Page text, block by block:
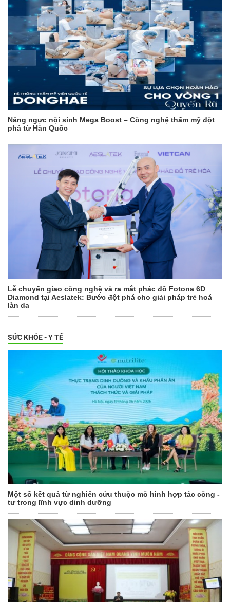
Nâng ngực nội sinh Mega Boost – Công nghệ thẩm mỹ đột
phá từ Hàn Quốc
Lễ chuyển giao công nghệ và ra mắt phác đồ Fotona 6D
Diamond tại Aeslatek: Bước đột phá cho giải pháp trẻ hoá
làn da
SỨC KHỎE - Y TẾ
Một số kết quả từ nghiên cứu thuộc mô hình hợp tác công -
tư trong lĩnh vực dinh dưỡng